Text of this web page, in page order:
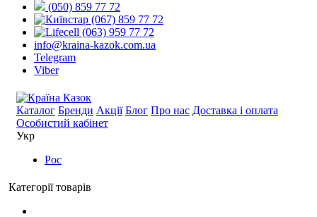
(050) 859 77 72
(067) 859 77 72
(063) 959 77 72
info@kraina-kazok.com.ua
Telegram
Viber
Каталог Бренди Акції Блог Про нас Доставка і оплата
Особистий кабінет
Укр
Рос
Категорії товарів